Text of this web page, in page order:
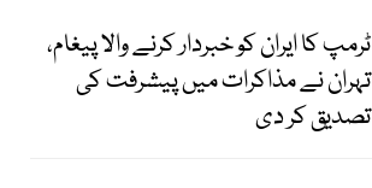
ٹرمپ کا ایران کو خبردار کرنے والا پیغام،
تہران نے مذاکرات میں پیشرفت کی
تصدیق کر دی